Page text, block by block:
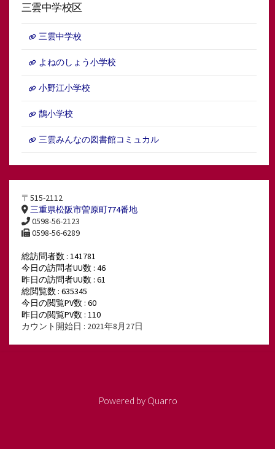
三雲中学校区
三雲中学校
よねのしょう小学校
小野江小学校
鵲小学校
三雲みんなの図書館コミュカル
〒515-2112
三重県松阪市曽原町774番地
0598-56-2123
0598-56-6289
総訪問者数 : 141781
今日の訪問者UU数 : 46
昨日の訪問者UU数 : 61
総閲覧数 : 635345
今日の閲覧PV数 : 60
昨日の閲覧PV数 : 110
カウント開始日 : 2021年8月27日
Powered by Quarro